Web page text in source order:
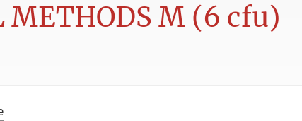
METHODS M (6 cfu)